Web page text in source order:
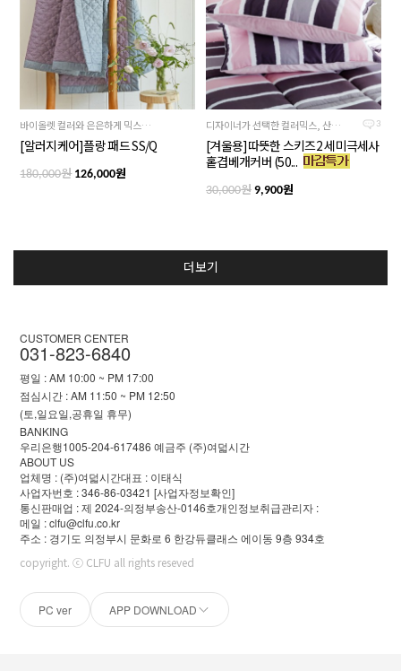
바이올렛 컬러와 은은하게 믹스된 그레이 컬러의 조화가 고급스러운 제품
[알러지케어]플랑 패드 SS/Q
180,000원126,000원
3
디자이너가 선택한 컬러믹스, 산뜻한 컬러감
[겨울용]따뜻한 스키즈2 세미극세사
홑겹베개커버 (50...
30,000원 9,900원
더보기
CUSTOMER CENTER
031-823-6840
평일 : AM 10:00 ~ PM 17:00
점심시간 : AM 11:50 ~ PM 12:50
(토,일요일,공휴일 휴무)
BANKING
우리은행1005-204-617486 예금주 (주)여덟시간
ABOUT US
업체명 : (주)여덟시간대표 : 이태식
사업자번호 : 346-86-03421[사업자정보확인]
통신판매업 : 제 2024-의정부송산-0146호개인정보취급관리자 :
메일 : clfu@clfu.co.kr
주소 : 경기도 의정부시 문화로 6 한강듀클래스 에이동 9층 934호
copyright. ⓒ CLFU all rights reseved
PC ver APP DOWNLOAD